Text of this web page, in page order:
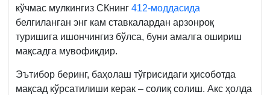
кўчмас мулкингиз СКнинг 412-моддасида
белгиланган энг кам ставкалардан арзонроқ
туришига ишончингиз бўлса, буни амалга ошириш
мақсадга мувофиқдир.
Эътибор беринг, баҳолаш тўғрисидаги ҳисоботда
мақсад кўрсатилиши керак – солиқ солиш. Акс ҳолда